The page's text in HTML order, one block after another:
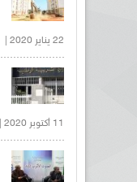
22 يناير 2020 |
11 أكتوبر 2020 |